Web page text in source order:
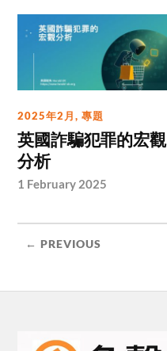
2025年2月,專題
英國詐騙犯罪的宏觀
分析
1 February 2025
← PREVIOUS